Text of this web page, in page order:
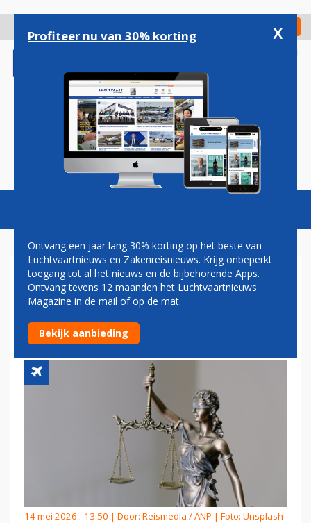
gaan
Check in
Magazine Podcasts Vacatures
FORSE SCHADEVERGOEDING
VOOR FAMILIE SLACHTOFFER
BOEING 737 MAX-CRASH
14 mei 2026 - 13:50 | Door: Reismedia / ANP | Foto: Unsplash
Profiteer nu van 30% korting x
Ontvang een jaar lang 30% korting op het beste van
Luchtvaartnieuws en Zakenreisnieuws. Krijg onbeperkt
toegang tot al het nieuws en de bijbehorende Apps.
Ontvang tevens 12 maanden het Luchtvaartnieuws
Magazine in de mail of op de mat.
Bekijk aanbieding